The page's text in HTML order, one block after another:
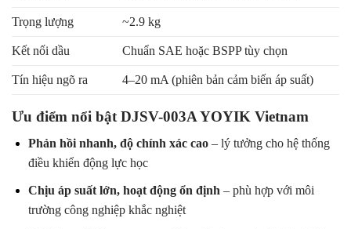
Trọng lượng ~2.9 kg
Kết nối dầu Chuẩn SAE hoặc BSPP tùy chọn
Tín hiệu ngõ ra 4–20 mA (phiên bản cảm biến áp suất)
Ưu điểm nổi bật DJSV-003A YOYIK Vietnam
Phản hồi nhanh, độ chính xác cao– lý tưởng cho hệ thống
điều khiển động lực học
Chịu áp suất lớn, hoạt động ổn định – phù hợp với môi
trường công nghiệp khắc nghiệt